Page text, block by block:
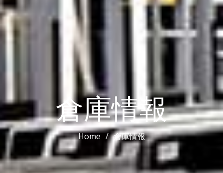
倉庫情報
Home 倉庫情報